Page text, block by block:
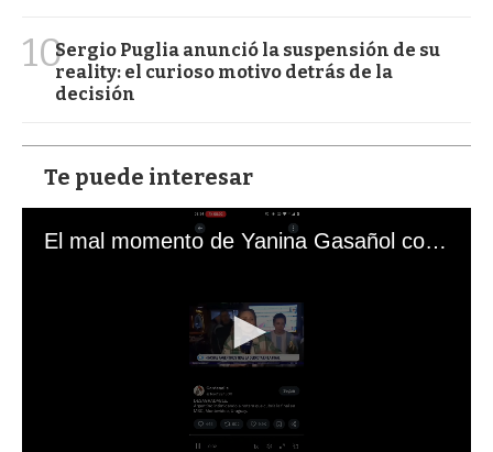
10Sergio Puglia anunció la suspensión de su
reality: el curioso motivo detrás de la
decisión
Te puede interesar
El mal momento de Yanina Gasañol con un hincha argentino en "Subrayado"